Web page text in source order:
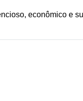
econômico e